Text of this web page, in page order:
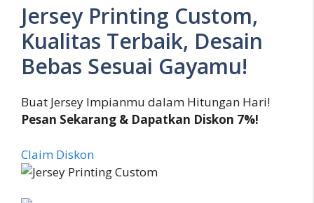
Jersey Printing Custom,
Kualitas Terbaik, Desain
Bebas Sesuai Gayamu!
Buat Jersey Impianmu dalam Hitungan Hari!
Pesan Sekarang & Dapatkan Diskon 7%!
Claim Diskon